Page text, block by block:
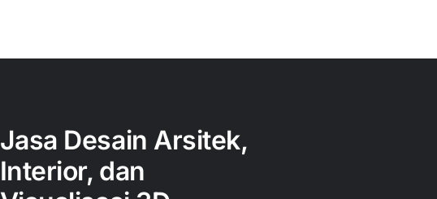
Jasa Desain Arsitek,
Interior, dan